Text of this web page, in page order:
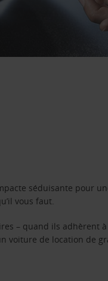
séduisante pour
vous faut.
– quand ils adhèrent
voiture de location de